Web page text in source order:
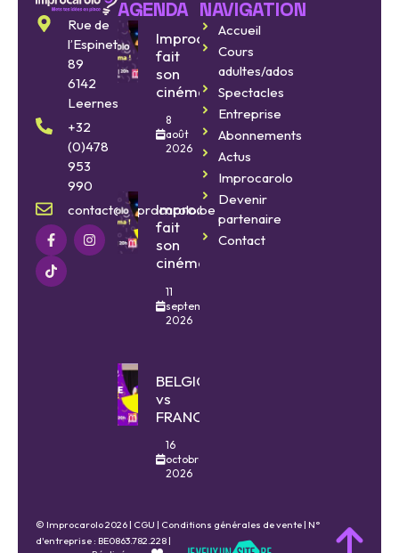
Rue de
l’Espinette
89
6142
Leernes
+32
(0)478
953
990
contact@improcarolo.be
AGENDA
Improcarolo
fait
son
cinéma
8
août
2026
Improcarolo
fait
son
cinéma
11
septembre
2026
BELGIQUE
vs
FRANCE
16
octobre
2026
NAVIGATION
Accueil
Cours
adultes/ados
Spectacles
Entreprise
Abonnements
Actus
Improcarolo
Devenir
partenaire
Contact
© Improcarolo 2026 | CGU | Conditions générales de vente | N°
d'entreprise : BE0863.782.228 |